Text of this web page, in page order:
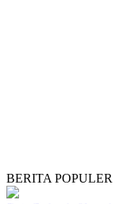
BERITA POPULER